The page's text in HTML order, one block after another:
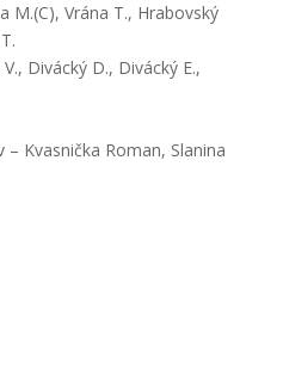
M.(C), Vrána T., Hrabovský
V., Divácký D., Divácký E.,
Kvasnička Roman, Slanina